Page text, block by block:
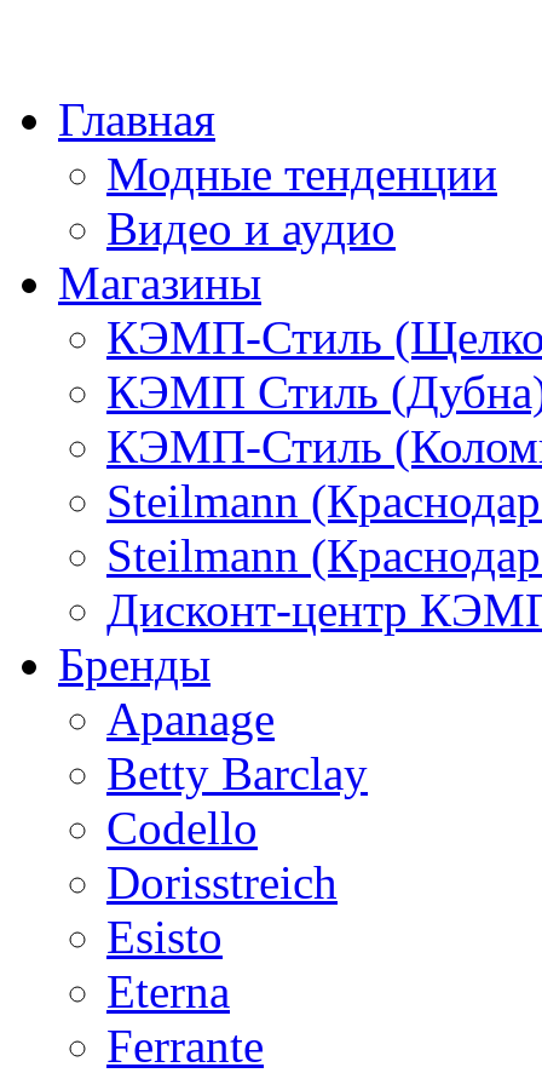
Главная
Модные тенденции
Видео и аудио
Магазины
КЭМП-Стиль
КЭМП Стиль
КЭМП-Стиль
Steilmann
Steilmann
Дисконт-центр
Бренды
Apanage
Betty Barclay
Codello
Dorisstreich
Esisto
Eterna
Ferrante